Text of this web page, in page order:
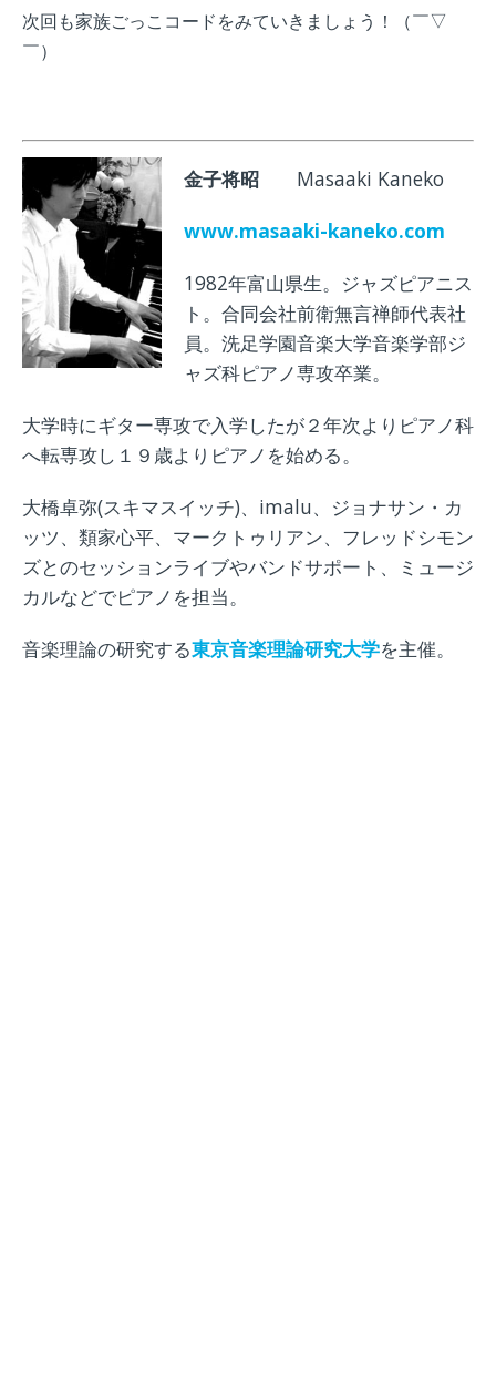
次回も家族ごっこコードをみていきましょう！
（￣▽
￣）
金子将昭
Masaaki Kaneko
www.masaaki-kaneko.com
1982年富山県生。ジャズピアニス
ト。合同会社前衛無言禅師代表社
員。洗足学園音楽大学音楽学部ジ
ャズ科ピアノ専攻卒業。
大学時にギター専攻で入学したが２年次よりピアノ科
へ転専攻し１９歳よりピアノを始める。
大橋卓弥(スキマスイッチ)、imalu、ジョナサン・カ
ッツ、類家心平、マークトゥリアン、フレッドシモン
ズとのセッションライブやバンドサポート、ミュージ
カルなどでピアノを担当。
音楽理論の研究する東京音楽理論研究大学を主催。